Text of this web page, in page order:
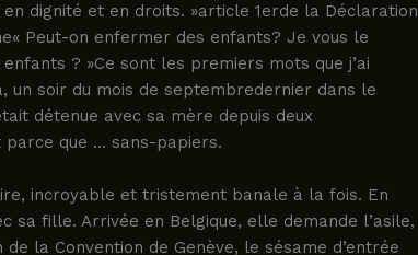
dignité et en droits. »article 1erde la Déclaration
Peut-on enfermer des enfants? Je vous le
? »Ce sont les premiers mots que j’ai
un soir du mois de septembredernier dans le
détenue avec sa mère depuis deux
parce que … sans-papiers.
incroyable et tristement banale à la fois. En
sa fille. Arrivée en Belgique, elle demande l’asile,
la Convention de Genève, le sésame d’entrée